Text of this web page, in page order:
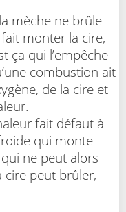
la mèche ne brûle
monter la cire,
ça qui l’empêche
combustion ait
de la cire et
fait défaut à
qui monte
ne peut alors
cire peut brûler,